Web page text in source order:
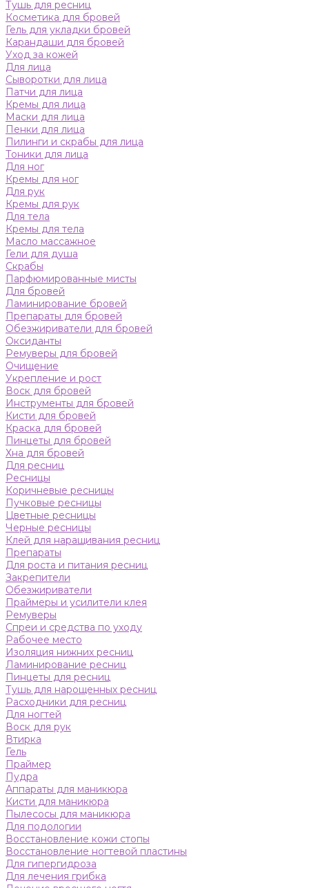
Тушь для ресниц
Косметика для бровей
Гель для укладки бровей
Карандаши для бровей
Уход за кожей
Для лица
Сыворотки для лица
Патчи для лица
Кремы для лица
Маски для лица
Пенки для лица
Пилинги и скрабы для лица
Тоники для лица
Для ног
Кремы для ног
Для рук
Кремы для рук
Для тела
Кремы для тела
Масло массажное
Гели для душа
Скрабы
Парфюмированные мисты
Для бровей
Ламинирование бровей
Препараты для бровей
Обезжириватели для бровей
Оксиданты
Ремуверы для бровей
Очищение
Укрепление и рост
Воск для бровей
Инструменты для бровей
Кисти для бровей
Краска для бровей
Пинцеты для бровей
Хна для бровей
Для ресниц
Ресницы
Коричневые ресницы
Пучковые ресницы
Цветные ресницы
Черные ресницы
Клей для наращивания ресниц
Препараты
Для роста и питания ресниц
Закрепители
Обезжириватели
Праймеры и усилители клея
Ремуверы
Спреи и средства по уходу
Рабочее место
Изоляция нижних ресниц
Ламинирование ресниц
Пинцеты для ресниц
Тушь для нарощенных ресниц
Расходники для ресниц
Для ногтей
Воск для рук
Втирка
Гель
Праймер
Пудра
Аппараты для маникюра
Кисти для маникюра
Пылесосы для маникюра
Для подологии
Восстановление кожи стопы
Восстановление ногтевой пластины
Для гипергидроза
Для лечения грибка